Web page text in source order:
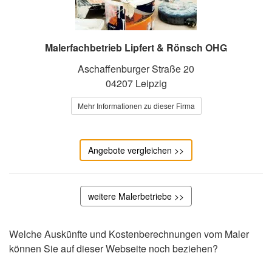
Malerfachbetrieb Lipfert & Rönsch OHG
Aschaffenburger Straße 20
04207 Leipzig
Mehr Informationen zu dieser Firma
Angebote vergleichen >>
weitere Malerbetriebe >>
Welche Auskünfte und Kostenberechnungen vom Maler
können Sie auf dieser Webseite noch beziehen?